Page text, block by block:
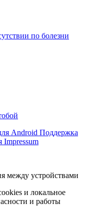
по болезни
Android Поддержка
Impressum
между устройствами
и локальное
и работы